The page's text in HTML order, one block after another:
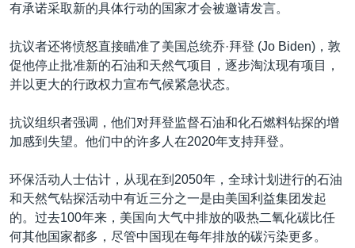
有承诺采取新的具体行动的国家才会被邀请发言。
抗议者还将愤怒直接瞄准了美国总统乔·拜登 (Jo Biden)，敦
促他停止批准新的石油和天然气项目，逐步淘汰现有项目，
并以更大的行政权力宣布气候紧急状态。
抗议组织者强调，他们对拜登监督石油和化石燃料钻探的增
加感到失望。他们中的许多人在2020年支持拜登。
环保活动人士估计，从现在到2050年，全球计划进行的石油
和天然气钻探活动中有近三分之一是由美国利益集团发起
的。过去100年来，美国向大气中排放的吸热二氧化碳比任
何其他国家都多，尽管中国现在每年排放的碳污染更多。